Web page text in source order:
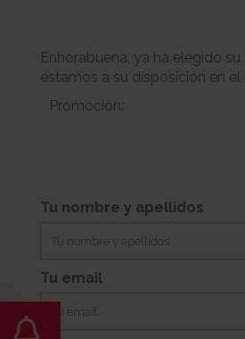
Enhorabuena, ya ha elegido
estamos a su disposición en
Promoción:
Jardin: -
Tu nombre y apellidos
Tu email